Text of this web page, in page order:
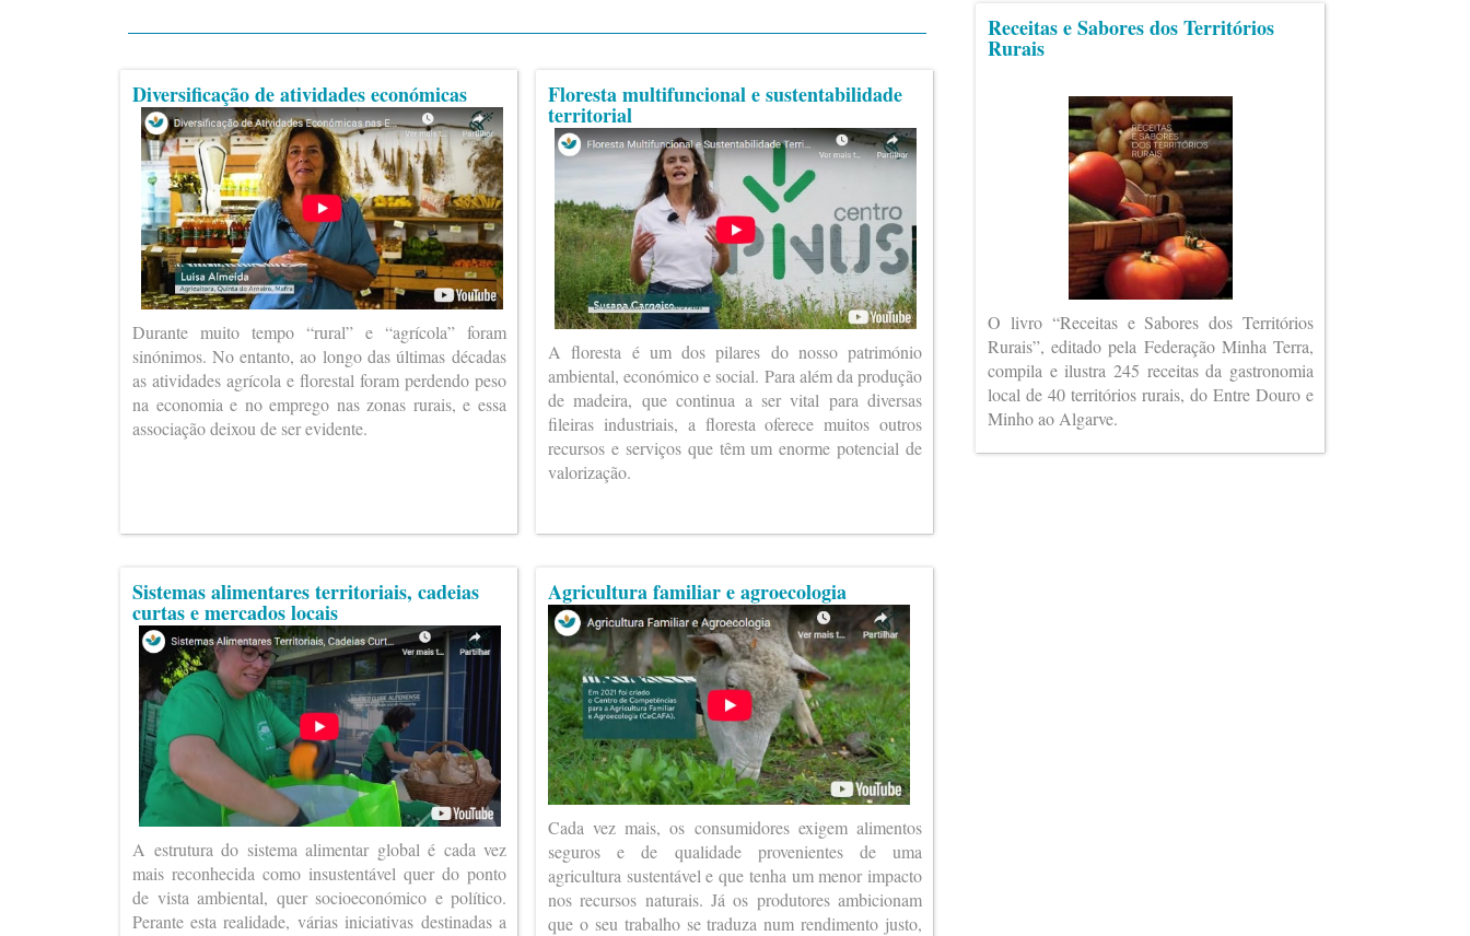
Diversificação de atividades económicas
Durante muito tempo “rural” e “agrícola” foram
sinónimos. No entanto, ao longo das últimas décadas
as atividades agrícola e florestal foram perdendo peso
na economia e no emprego nas zonas rurais, e essa
associação deixou de ser evidente.
Sistemas alimentares territoriais, cadeias
curtas e mercados locais
A estrutura do sistema alimentar global é cada vez
mais reconhecida como insustentável quer do ponto
de vista ambiental, quer socioeconómico e político.
Perante esta realidade, várias iniciativas destinadas a
Floresta multifuncional e sustentabilidade
territorial
A floresta é um dos pilares do nosso património
ambiental, económico e social. Para além da produção
de madeira, que continua a ser vital para diversas
fileiras industriais, a floresta oferece muitos outros
recursos e serviços que têm um enorme potencial de
valorização.
Agricultura familiar e agroecologia
Cada vez mais, os consumidores exigem alimentos
seguros e de qualidade provenientes de uma
agricultura sustentável e que tenha um menor impacto
nos recursos naturais. Já os produtores ambicionam
que o seu trabalho se traduza num rendimento justo,
Receitas e Sabores dos Territórios
Rurais
O livro “Receitas e Sabores dos Territórios
Rurais”, editado pela Federação Minha Terra,
compila e ilustra 245 receitas da gastronomia
local de 40 territórios rurais, do Entre Douro e
Minho ao Algarve.